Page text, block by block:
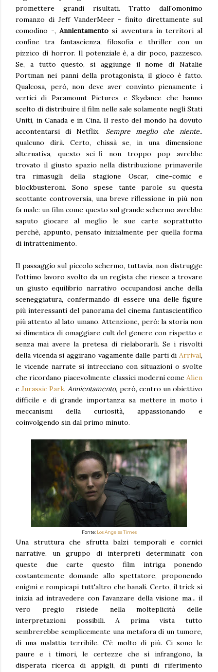
promettere grandi risultati. Tratto dall'omonimo
romanzo di Jeff VanderMeer - finito direttamente sul
comodino -, Annientamento si avventura in territori al
confine tra fantascienza, filosofia e thriller con un
pizzico di horror. Il potenziale è, a dir poco, pazzesco.
Se, a tutto questo, si aggiunge il nome di Natalie
Portman nei panni della protagonista, il gioco è fatto.
Qualcosa, però, non deve aver convinto pienamente i
vertici di Paramount Pictures e Skydance che hanno
scelto di distribuire il film nelle sale solamente negli Stati
Uniti, in Canada e in Cina. Il resto del mondo ha dovuto
accontentarsi di Netflix. Sempre meglio che niente..
qualcuno dirà. Certo, chissà se, in una dimensione
alternativa, questo sci-fi non troppo pop avrebbe
trovato il giusto spazio nella distribuzione primaverile
tra rimasugli della stagione Oscar, cine-comic e
blockbusteroni. Sono spese tante parole su questa
scottante controversia, una breve riflessione in più non
fa male: un film come questo sul grande schermo avrebbe
saputo giocare al meglio le sue carte soprattutto
perchè, appunto, pensato inizialmente per quella forma
di intrattenimento.
Il passaggio sul piccolo schermo, tuttavia, non distrugge
l'ottimo lavoro svolto da un regista che riesce a trovare
un giusto equilibrio narrativo occupandosi anche della
sceneggiatura, confermando di essere una delle figure
più interessanti del panorama del cinema fantascientifico
più attento al lato umano. Attenzione, però: la storia non
si dimentica di omaggiare cult del genere con rispetto e
senza mai avere la pretesa di rielaborarli. Se i risvolti
della vicenda si aggirano vagamente dalle parti di Arrival,
le vicende narrate si intrecciano con situazioni o svolte
che ricordano piacevolmente classici moderni come Alien
eJurassic Park. Annientamento, però, centro un obiettivo
difficile e di grande importanza: sa mettere in moto i
meccanismi della curiosità, appassionando e
coinvolgendo sin dal primo minuto.
Fonte: Los Angeles Times
Una struttura che sfrutta balzi temporali e cornici
narrative, un gruppo di interpreti determinati: con
queste due carte questo film intriga ponendo
costantemente domande allo spettatore, proponendo
enigmi e rompicapi tutt'altro che banali. Certo, il trick si
inizia ad intravedere con l'avanzare della visione ma... il
vero pregio risiede nella molteplicità delle
interpretazioni possibili. A prima vista tutto
sembrerebbe semplicemente una metafora di un tumore,
di una malattia terribile. C'è molto di più. Ci sono le
paure e i timori, le certezze che si infrangono, la
disperata ricerca di appigli, di punti di riferimento